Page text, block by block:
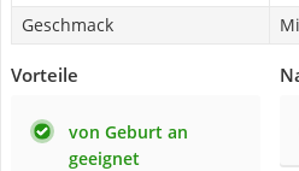
Geschmack
Vorteile
von Geburt an
geeignet